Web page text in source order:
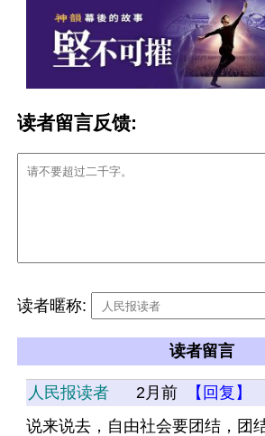
读者留言反馈:
读者暱称:
读者留言
人民报读者 2月前
【回复】
说来说去，自由社会要团结，团